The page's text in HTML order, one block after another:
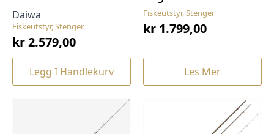
Fiskeutstyr, Stenger
Daiwa
kr2.579,00
Legg I Handlekurv
Fiskeutstyr, Stenger
kr 1.799,00
Les Mer